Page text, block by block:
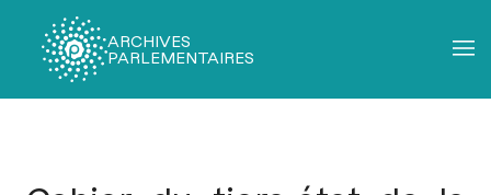
ARCHIVES
PARLEMENTAIRES